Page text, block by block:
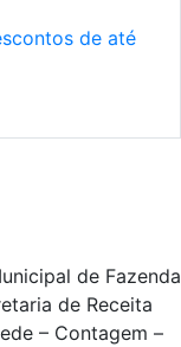
de até
de Fazenda
de Receita
– Contagem –